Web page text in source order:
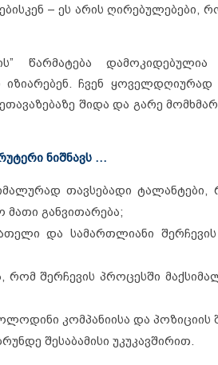
– ეს არის ღირებულებები,
წარმატება
ჩვენ ყოველდღიურად
შიდა და გარე
ნიშნავს …
თავსებადი ტალანტები,
განვითარება;
და სამართლიანი
რომ შერჩევის პროცესში
კომპანიისა და პოზიციის
შესაბამისი უკუკავშირით.